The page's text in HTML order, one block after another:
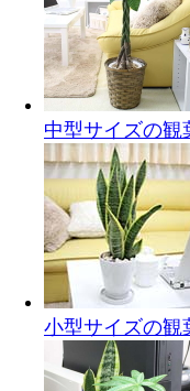
中型サイズの観
小型サイズの観